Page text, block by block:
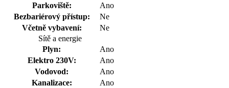
Parkoviště:
Ano
Bezbariérový přístup:
Ne
Včetně vybavení:
Ne
Sítě a energie
Plyn:
Ano
Elektro 230V:
Ano
Vodovod:
Ano
Kanalizace:
Ano